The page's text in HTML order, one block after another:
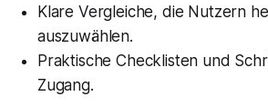
Klare Vergleiche, die Nutzern
auszuwählen.
Praktische Checklisten und
Zugang.